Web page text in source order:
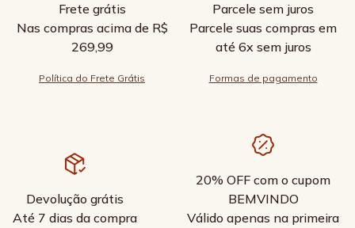
Frete grátis
Nas compras acima de R$
269,99
Política do Frete Grátis
Parcele sem juros
Parcele suas compras em
até 6x sem juros
Formas de pagamento
Devolução grátis
Até 7 dias da compra
20% OFF com o cupom
BEMVINDO
Válido apenas na primeira